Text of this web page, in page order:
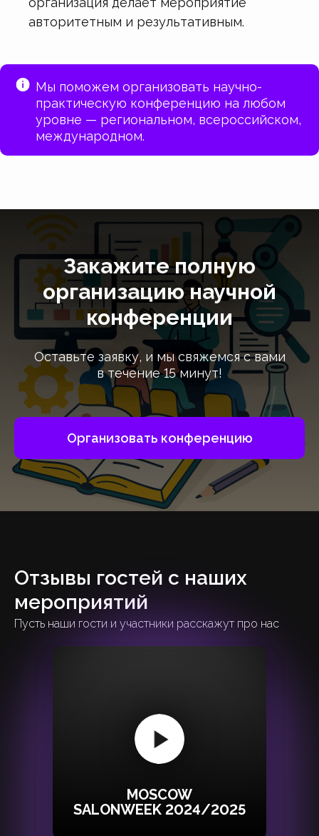
авторитетным и результативным.
Мы поможем организовать научно-
практическую конференцию на любом
уровне — региональном, всероссийском,
международном.
Закажите полную
организацию научной
конференции
Оставьте заявку, и мы свяжемся с вами
в течение 15 минут!
Организовать конференцию
Отзывы гостей с наших
мероприятий
Пусть наши гости и участники расскажут про нас
MOSCOW
SALONWEEK 2024/2025